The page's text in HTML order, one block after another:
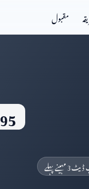
مقبول
95
ڈیٹ3 مہینے پہلے